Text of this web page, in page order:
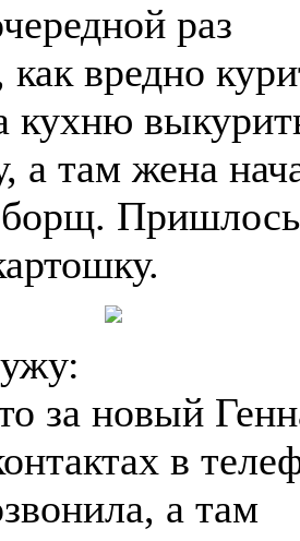
раз
как вредно
кухню
a там жена
борщ. Пришлось
за новый
в
а там